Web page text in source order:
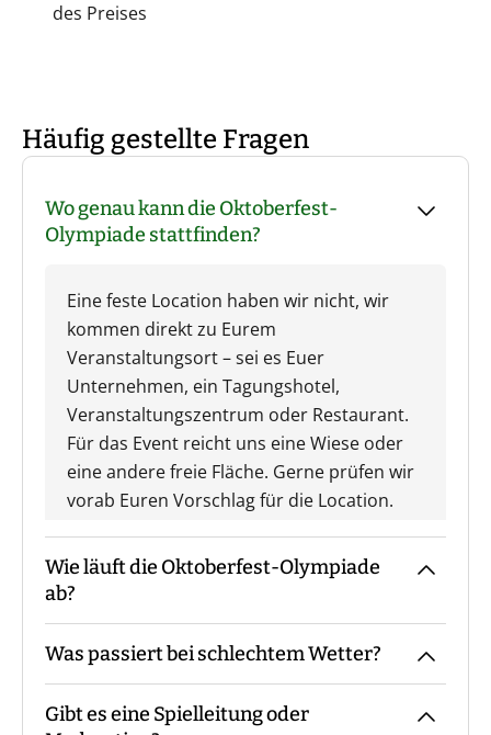
des Preises
Häufig gestellte Fragen
Wo genau kann die Oktoberfest-
Olympiade stattfinden?
Eine feste Location haben wir nicht, wir
kommen direkt zu Eurem
Veranstaltungsort – sei es Euer
Unternehmen, ein Tagungshotel,
Veranstaltungszentrum oder Restaurant.
Für das Event reicht uns eine Wiese oder
eine andere freie Fläche. Gerne prüfen wir
vorab Euren Vorschlag für die Location.
Wie läuft die Oktoberfest-Olympiade
ab?
Der Guide kommt mit den Materialien zum
vereinbarten Treffpunkt, macht die
Begrüßung sowie ggf. die
Was passiert bei schlechtem Wetter?
Das Event findet grundsätzlich bei jedem
Gibt es eine Spielleitung oder